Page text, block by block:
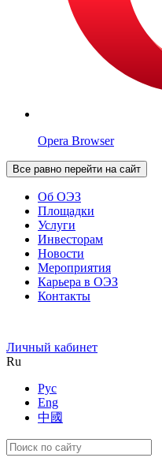
Opera Browser
Все равно перейти на сайт
Об ОЭЗ
Площадки
Услуги
Инвесторам
Новости
Мероприятия
Карьера в ОЭЗ
Контакты
Личный кабинет
Ru
Рус
Eng
中國